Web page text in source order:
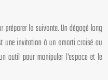
préparer la suivante. Un dégagé long
une invitation à un amorti croisé au
outil pour manipuler l’espace et le